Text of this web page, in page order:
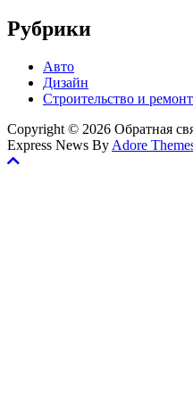
Рубрики
Авто
Дизайн
Строительство и ремонт
Copyright © 2026 Обратная
Express News By Adore